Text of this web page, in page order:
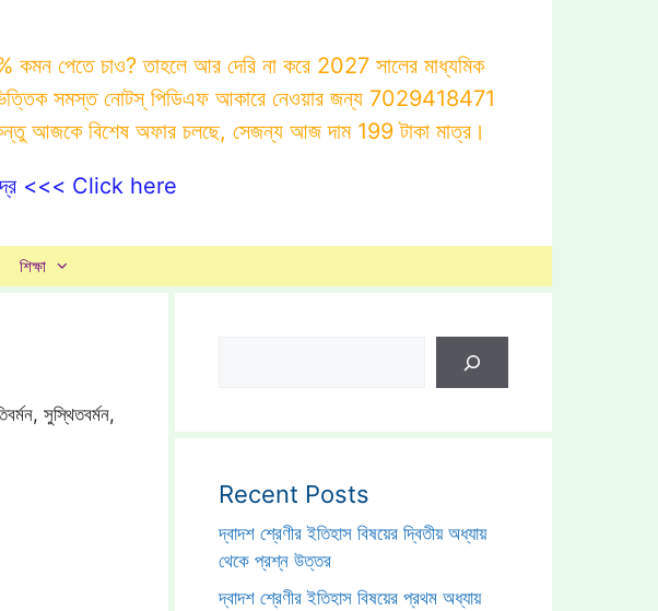
কমন পেতে চাও? তাহলে আর দেরি না করে 2027 সালের মাধ্যমিক
ভিত্তিক সমস্ত নোটস্ পিডিএফ আকারে নেওয়ার জন্য 7029418471
আজকে বিশেষ অফার চলছে, সেজন্য আজ দাম 199 টাকা মাত্র।
<<< Click here
শিক্ষা
সুস্থিতবর্মন,
Recent Posts
দ্বাদশ শ্রেণীর ইতিহাস বিষয়ের দ্বিতীয় অধ্যায়
থেকে প্রশ্ন উত্তর
দ্বাদশ শ্রেণীর ইতিহাস বিষয়ের প্রথম অধ্যায়